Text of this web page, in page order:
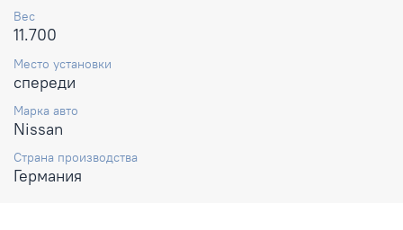
Вес
11.700
Место установки
спереди
Марка авто
Nissan
Страна производства
Германия